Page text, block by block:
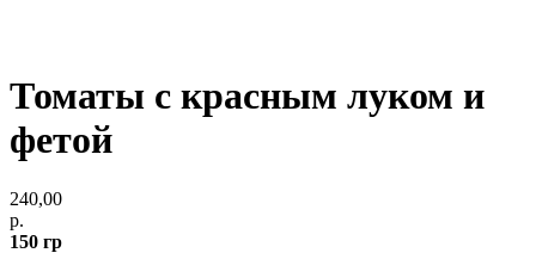
Томаты с красным луком и
фетой
240,00
р.
150 гр